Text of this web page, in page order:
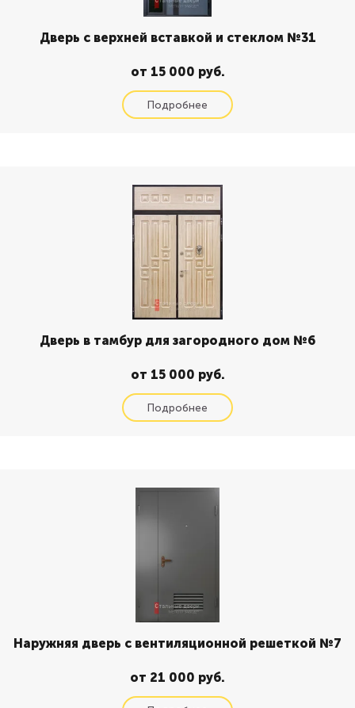
Дверь с верхней вставкой и стеклом №31
от 15 000 руб.
Дверь в тамбур для загородного дом №6
от 15 000 руб.
Наружняя дверь с вентиляционной решеткой №7
от 21 000 руб.